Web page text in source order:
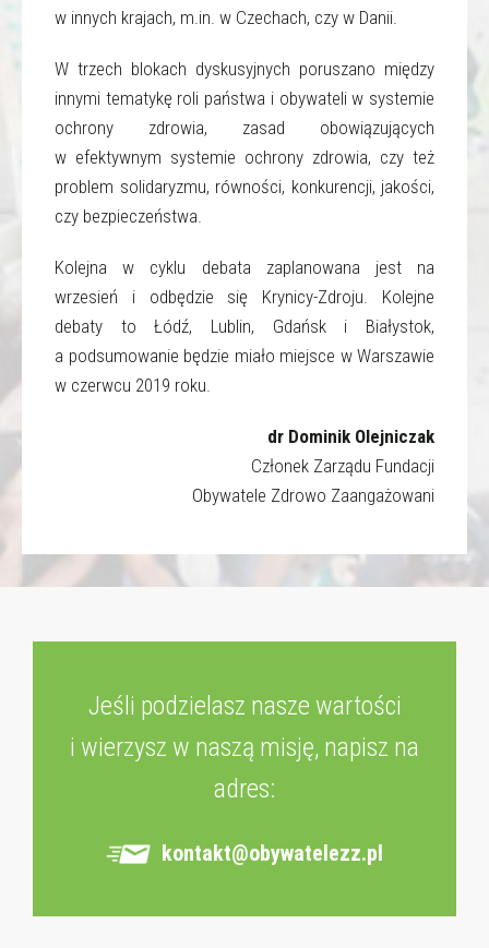
w innych krajach, m.in. w Czechach, czy w Danii.
W trzech blokach dyskusyjnych poruszano między
innymi tematykę roli państwa i obywateli w systemie
ochrony zdrowia, zasad obowiązujących
w efektywnym systemie ochrony zdrowia, czy też
problem solidaryzmu, równości, konkurencji, jakości,
czy bezpieczeństwa.
Kolejna w cyklu debata zaplanowana jest na
wrzesień i odbędzie się Krynicy-Zdroju. Kolejne
debaty to Łódź, Lublin, Gdańsk i Białystok,
a podsumowanie będzie miało miejsce w Warszawie
w czerwcu 2019 roku.
dr Dominik Olejniczak
Członek Zarządu Fundacji
Obywatele Zdrowo Zaangażowani
Jeśli podzielasz nasze wartości
i wierzysz w naszą misję, napisz na
adres:
kontakt@obywatelezz.pl